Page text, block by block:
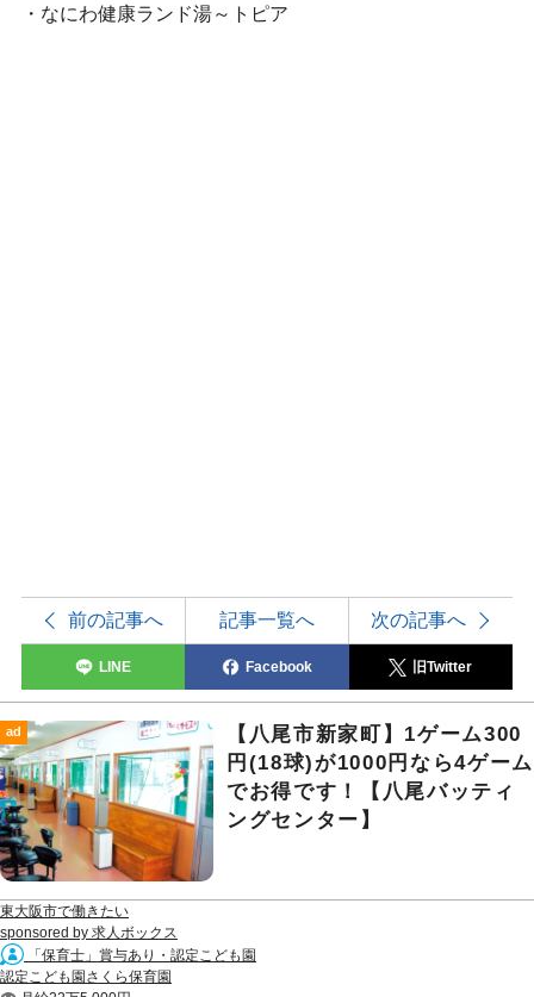
・なにわ健康ランド湯～トピア
前の記事へ 記事一覧へ 次の記事へ
LINE Facebook 旧Twitter
ad
【八尾市新家町】1ゲーム300
円(18球)が1000円なら4ゲーム
でお得です！【八尾バッティ
ングセンター】
東大阪市で働きたい
sponsored by 求人ボックス
「保育士」賞与あり・認定こども園
認定こども園さくら保育園